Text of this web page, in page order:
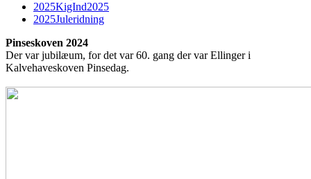
2025KigInd2025
2025Juleridning
Pinseskoven 2024
Der var jubilæum, for det var 60. gang der var Ellinger i
Kalvehaveskoven Pinsedag.